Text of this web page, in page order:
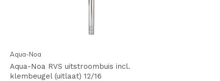
Aqua-Noa
Aqua-Noa RVS uitstroombuis incl.
klembeugel (uitlaat) 12/16